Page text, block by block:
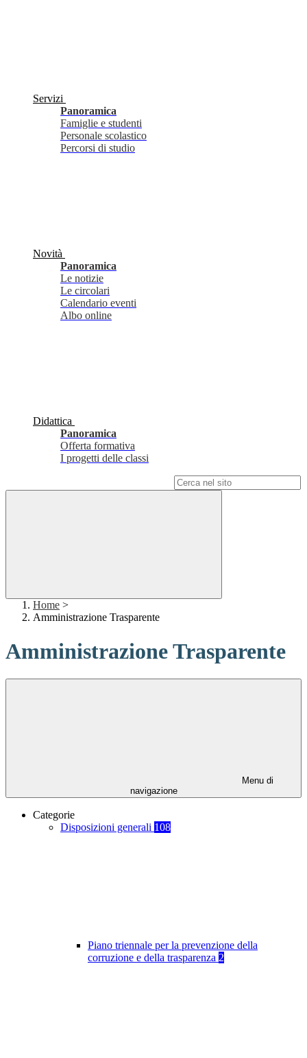
Servizi
Panoramica
Famiglie e studenti
Personale scolastico
Percorsi di studio
Novità
Panoramica
Le notizie
Le circolari
Calendario eventi
Albo online
Didattica
Panoramica
Offerta formativa
I progetti delle classi
Home >
Amministrazione Trasparente
Amministrazione Trasparente
Menu di
navigazione
Categorie
Disposizioni generali 108
Piano triennale per la prevenzione della
corruzione e della trasparenza 2